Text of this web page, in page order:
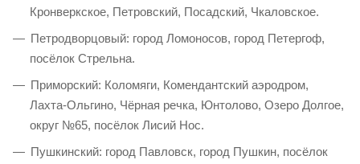
Кронверкское, Петровский, Посадский, Чкаловское.
Петродворцовый: город Ломоносов, город Петергоф,
посёлок Стрельна.
Приморский: Коломяги, Комендантский аэродром,
Лахта-Ольгино, Чёрная речка, Юнтолово, Озеро Долгое,
округ №65, посёлок Лисий Нос.
Пушкинский: город Павловск, город Пушкин, посёлок